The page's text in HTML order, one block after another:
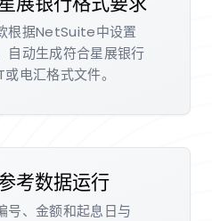
根据NetSuite中设置
自动生成符合星展银行
电汇格式文件。
考数据运行
号、金额和起息日与